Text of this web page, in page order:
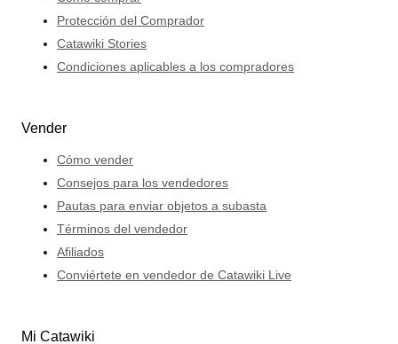
Protección del Comprador
Catawiki Stories
Condiciones aplicables a los compradores
Vender
Cómo vender
Consejos para los vendedores
Pautas para enviar objetos a subasta
Términos del vendedor
Afiliados
Conviértete en vendedor de Catawiki Live
Mi Catawiki